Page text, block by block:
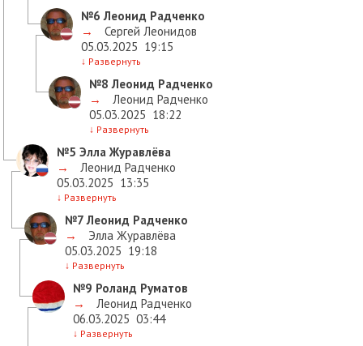
№6 Леонид Радченко
→
Сергей Леонидов
05.03.2025 19:15
↓ Развернуть
№8 Леонид Радченко
→
Леонид Радченко
05.03.2025 18:22
↓ Развернуть
№5 Элла Журавлёва
→
Леонид Радченко
05.03.2025 13:35
↓ Развернуть
№7Леонид Радченко
→
Элла Журавлёва
05.03.2025 19:18
↓ Развернуть
№9 Роланд Руматов
→
Леонид Радченко
06.03.2025 03:44
↓ Развернуть